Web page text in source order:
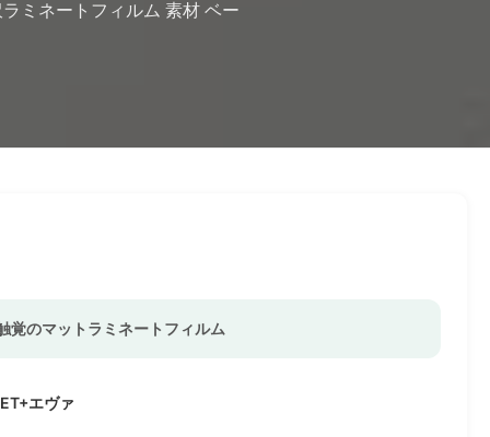
ミネートフィルム 素材 ベー
覚のマットラミネートフィルム
エヴァ